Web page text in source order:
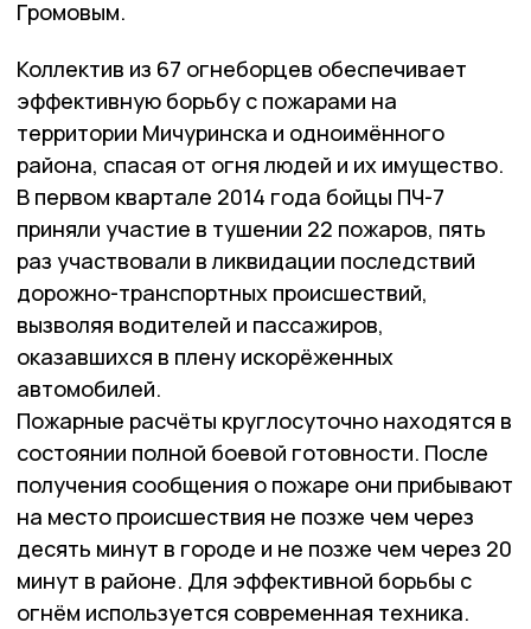
Громовым.
Коллектив из 67 огнеборцев обеспечивает
эффективную борьбу с пожарами на
территории Мичуринска и одноимённого
района, спасая от огня людей и их имущество.
В первом квартале 2014 года бойцы ПЧ-7
приняли участие в тушении 22 пожаров, пять
раз участвовали в ликвидации последствий
дорожно-транспортных происшествий,
вызволяя водителей и пассажиров,
оказавшихся в плену искорёженных
автомобилей.
Пожарные расчёты круглосуточно находятся в
состоянии полной боевой готовности. После
получения сообщения о пожаре они прибывают
на место происшествия не позже чем через
десять минут в городе и не позже чем через 20
минут в районе. Для эффективной борьбы с
огнём используется современная техника.